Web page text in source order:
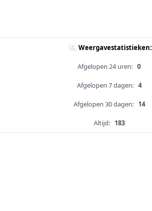
Weergavestatistieken:
Afgelopen 24 uren: 0
Afgelopen 7 dagen: 4
Afgelopen 30 dagen: 14
Altijd: 183